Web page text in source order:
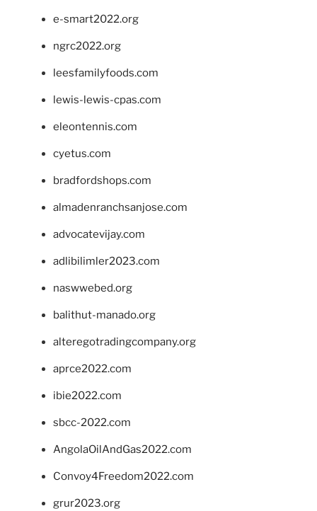
e-smart2022.org
ngrc2022.org
leesfamilyfoods.com
lewis-lewis-cpas.com
eleontennis.com
cyetus.com
bradfordshops.com
almadenranchsanjose.com
advocatevijay.com
adlibilimler2023.com
naswwebed.org
balithut-manado.org
alteregotradingcompany.org
aprce2022.com
ibie2022.com
sbcc-2022.com
AngolaOilAndGas2022.com
Convoy4Freedom2022.com
grur2023.org